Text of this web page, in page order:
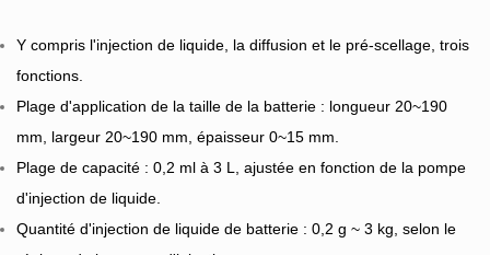
Y compris l'injection de liquide, la diffusion et le pré-scellage, trois
fonctions.
Plage d'application de la taille de la batterie : longueur 20~190
mm, largeur 20~190 mm, épaisseur 0~15 mm.
Plage de capacité : 0,2 ml à 3 L, ajustée en fonction de la pompe
d'injection de liquide.
Quantité d'injection de liquide de batterie : 0,2 g ~ 3 kg, selon le